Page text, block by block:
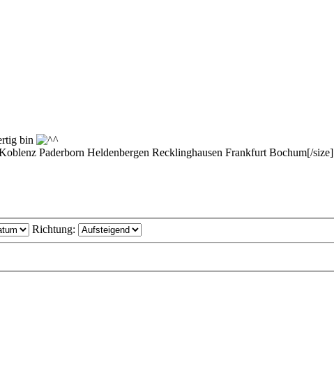
bin
Paderborn Heldenbergen Recklinghausen Frankfurt Bochum[/size]
Richtung: